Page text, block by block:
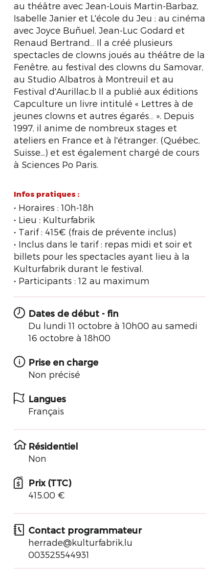
au théâtre avec Jean-Louis Martin-Barbaz,
Isabelle Janier et L'école du Jeu ; au cinéma
avec Joyce Buñuel, Jean-Luc Godard et
Renaud Bertrand… Il a créé plusieurs
spectacles de clowns joués au théâtre de la
Fenêtre, au festival des clowns du Samovar,
au Studio Albatros à Montreuil et au
Festival d'Aurillac.b Il a publié aux éditions
Capculture un livre intitulé « Lettres à de
jeunes clowns et autres égarés… ». Depuis
1997, il anime de nombreux stages et
ateliers en France et à l'étranger. (Québec,
Suisse...) et est également chargé de cours
à Sciences Po Paris.
Infos pratiques :
• Horaires : 10h-18h
• Lieu : Kulturfabrik
• Tarif : 415€ (frais de prévente inclus)
• Inclus dans le tarif : repas midi et soir et
billets pour les spectacles ayant lieu à la
Kulturfabrik durant le festival.
• Participants : 12 au maximum
Dates de début - fin
Du lundi 11 octobre à 10h00 au samedi
16 octobre à 18h00
Prise en charge
Non précisé
Langues
Français
Résidentiel
Non
Prix (TTC)
415.00 €
Contact programmateur
herrade@kulturfabrik.lu
003525544931